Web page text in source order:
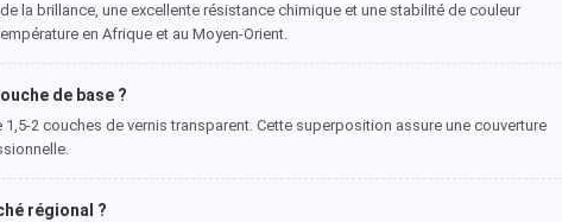
la brillance, une excellente résistance chimique et une stabilité de couleur
en Afrique et au Moyen-Orient.
de base ?
2 couches de vernis transparent. Cette superposition assure une couverture
régional ?